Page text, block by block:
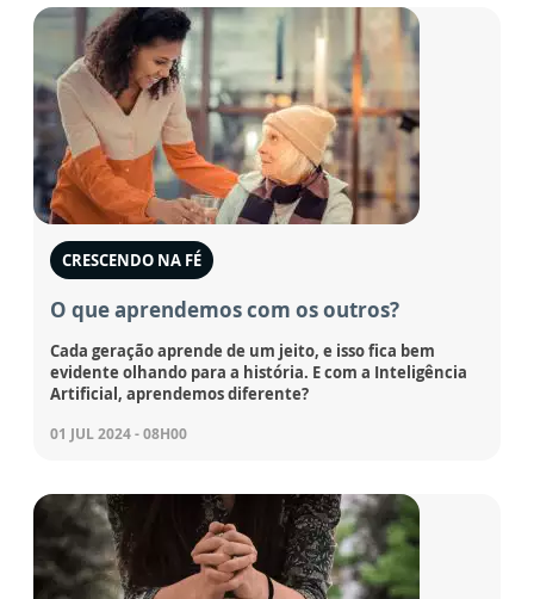
CRESCENDO NA FÉ
O que aprendemos com os outros?
Cada geração aprende de um jeito, e isso fica bem
evidente olhando para a história. E com a Inteligência
Artificial, aprendemos diferente?
01 JUL 2024 - 08H00